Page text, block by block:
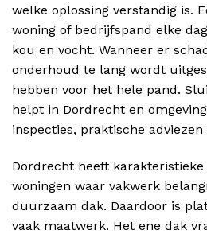
welke oplossing verstandig is.
woning of bedrijfspand elke
kou en vocht. Wanneer er
onderhoud te lang wordt
hebben voor het hele pand.
helpt in Dordrecht en
inspecties, praktische
Dordrecht heeft
woningen waar vakwerk
duurzaam dak. Daardoor is
vaak maatwerk. Het ene dak